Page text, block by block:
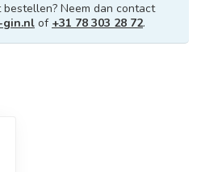
Neem dan contact
gin.nl of +31 78 303 28 72.